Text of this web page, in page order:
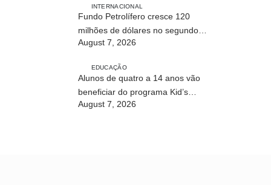
INTERNACIONAL
Fundo Petrolífero cresce 120
milhões de dólares no segundo
trimestre
August 7, 2026
EDUCAÇÃO
Alunos de quatro a 14 anos vão
beneficiar do programa Kid’s
Athletics
August 7, 2026